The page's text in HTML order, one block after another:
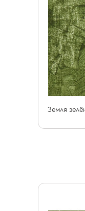
Земля